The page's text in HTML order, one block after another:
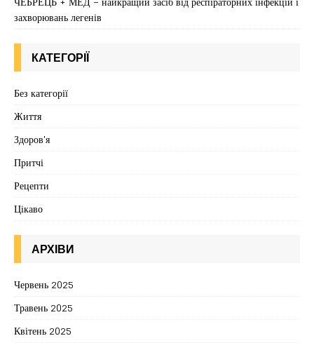
захворювань легенів
КАТЕГОРІЇ
Без категорії
Життя
Здоров'я
Притчі
Рецепти
Цікаво
АРХІВИ
Червень 2025
Травень 2025
Квітень 2025